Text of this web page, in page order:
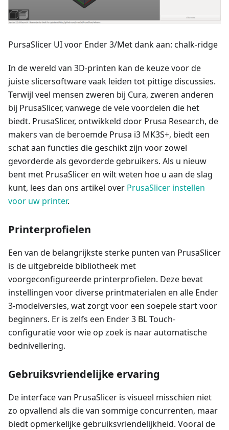
PursaSlicer UI voor Ender 3/Met dank aan: chalk-ridge
In de wereld van 3D-printen kan de keuze voor de
juiste slicersoftware vaak leiden tot pittige discussies.
Terwijl veel mensen zweren bij Cura, zweren anderen
bij PrusaSlicer, vanwege de vele voordelen die het
biedt. PrusaSlicer, ontwikkeld door Prusa Research, de
makers van de beroemde Prusa i3 MK3S+, biedt een
schat aan functies die geschikt zijn voor zowel
gevorderde als gevorderde gebruikers. Als u nieuw
bent met PrusaSlicer en wilt weten hoe u aan de slag
kunt, lees dan ons artikel over PrusaSlicer instellen
voor uw printer.
Printerprofielen
Een van de belangrijkste sterke punten van PrusaSlicer
is de uitgebreide bibliotheek met
voorgeconfigureerde printerprofielen. Deze bevat
instellingen voor diverse printmaterialen en alle Ender
3-modelversies, wat zorgt voor een soepele start voor
beginners. Er is zelfs een Ender 3 BL Touch-
configuratie voor wie op zoek is naar automatische
bednivellering.
Gebruiksvriendelijke ervaring
De interface van PrusaSlicer is visueel misschien niet
zo opvallend als die van sommige concurrenten, maar
biedt opmerkelijke gebruiksvriendelijkheid. Vooral de